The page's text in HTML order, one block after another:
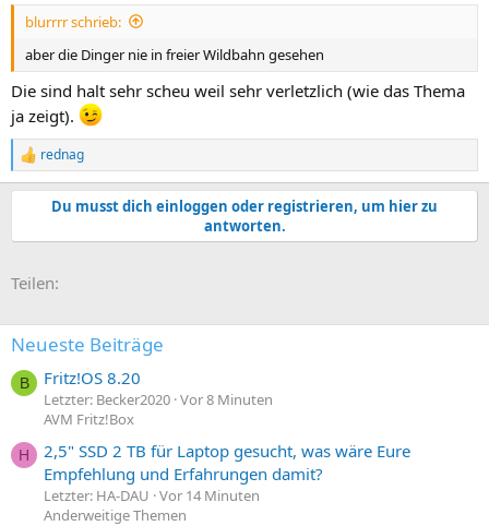
blurrrr schrieb:
aber die Dinger nie in freier Wildbahn gesehen
Die sind halt sehr scheu weil sehr verletzlich (wie das Thema
ja zeigt).
R
e
a
n
:
rednag
Du musst dich einloggen oder registrieren, um hier zu
antworten.
Teilen:
Neueste Beiträge
B Fritz!OS 8.20
Letzter: Becker2020 Vor 8 Minuten
AVM Fritz!Box
H
2,5" SSD 2 TB für Laptop gesucht, was wäre Eure
Empfehlung und Erfahrungen damit?
Letzter: HA-DAU Vor 14 Minuten
Anderweitige Themen